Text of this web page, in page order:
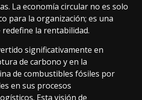
La economía circular no es solo
para la organización; es una
la rentabilidad.
significativamente en
de carbono y en la
de combustibles fósiles por
en sus procesos
Esta visión de